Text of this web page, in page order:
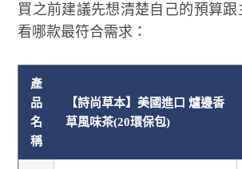
買之前建議先想清楚自己的預算
看哪款最符合需求：
產
品
名
稱
【詩尚草本】美國進口 爐邊香
草風味茶(20環保包)